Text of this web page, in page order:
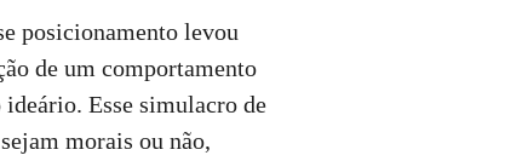
posicionamento levou
de um comportamento
Esse simulacro de
morais ou não,